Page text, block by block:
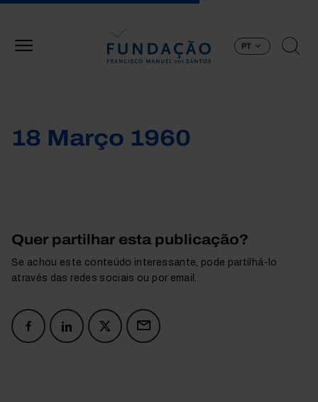
PT
18 Março 1960
Quer partilhar esta publicação?
Se achou este conteúdo interessante, pode partilhá-lo
através das redes sociais ou por email.